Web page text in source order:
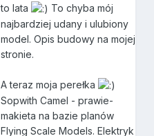
to lata
To chyba mój
najbardziej udany i ulubiony
model. Opis budowy na mojej
stronie.
A teraz moja perełka
Sopwith Camel - prawie-
makieta na bazie planów
Flying Scale Models. Elektryk